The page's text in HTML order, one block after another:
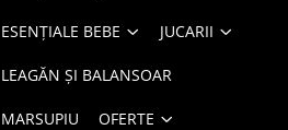
ESENȚIALE BEBE JUCARII
LEAGĂN ȘI BALANSOAR
MARSUPIU OFERTE